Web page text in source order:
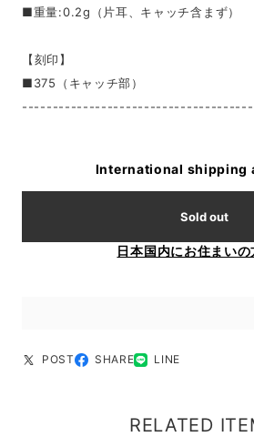
■重量:0.2g（片耳、キャッチ含まず）
【刻印】
■375（キャッチ部）
International shipping
Sold out
日本国内にお住まいの
POST SHARE LINE
RELATED